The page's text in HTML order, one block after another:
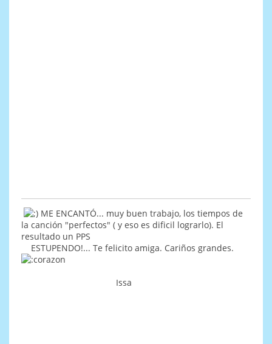
ME ENCANTÓ... muy buen trabajo, los tiempos de
la canción "perfectos" ( y eso es dificil lograrlo). El
resultado un PPS
ESTUPENDO!... Te felicito amiga. Cariños grandes.
Issa